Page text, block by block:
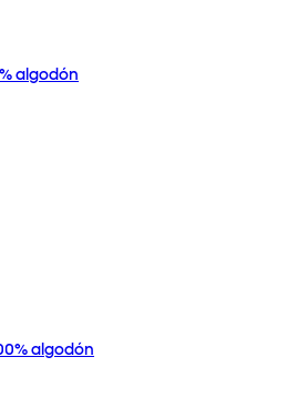
algodón
algodón